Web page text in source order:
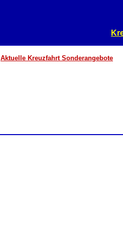
Aktuelle Kreuzfahrt Sonderangebote